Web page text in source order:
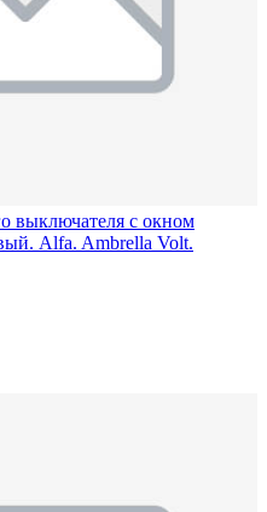
выключателя с окном
Alfa. Ambrella Volt.